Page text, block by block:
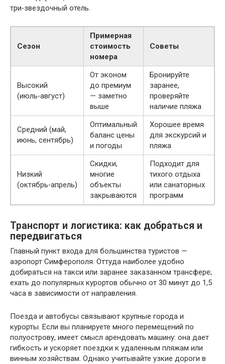
три‑звездочный отель.
Сезон
Примерная
стоимость
номера
Советы
Высокий
(июль‑август)
От эконом
до премиум
— заметно
выше
Бронируйте
заранее,
проверяйте
наличие пляжа
Средний (май,
июнь, сентябрь)
Оптимальный
баланс цены
и погоды
Хорошее время
для экскурсий и
пляжа
Низкий
(октябрь‑апрель)
Скидки,
многие
объекты
закрываются
Подходит для
тихого отдыха
или санаторных
программ
Транспорт и логистика: как добраться и
передвигаться
Главный пункт входа для большинства туристов —
аэропорт Симферополя. Оттуда наиболее удобно
добираться на такси или заранее заказанном трансфере;
ехать до популярных курортов обычно от 30 минут до 1,5
часа в зависимости от направления.
Поезда и автобусы связывают крупные города и
курорты. Если вы планируете много перемещений по
полуострову, имеет смысл арендовать машину: она дает
гибкость и ускоряет поездки к удаленным пляжам или
винным хозяйствам. Однако учитывайте узкие дороги в